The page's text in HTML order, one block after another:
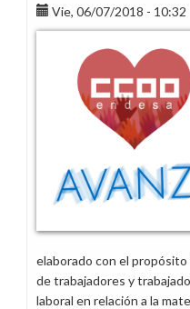
en
2018
Vie, 06/07/2018 - 10:32
elaborado con el
de trabajadores y
laboral en relación a la